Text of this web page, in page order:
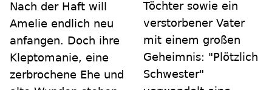
Nach der Haft will
Amelie endlich neu
anfangen. Doch ihre
Kleptomanie, eine
zerbrochene Ehe und
Töchter sowie ein
verstorbener Vater
mit einem großen
Geheimnis: "Plötzlich
Schwester"